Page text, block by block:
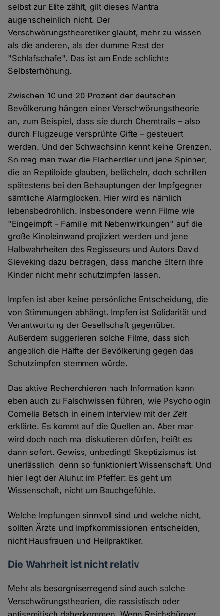
selbst zur Elite zählt, gilt dieses Mantra
augenscheinlich nicht. Der
Verschwörungstheoretiker glaubt, mehr zu wissen
als die anderen, als der dumme Rest der
"Schlafschafe". Das ist am Ende schlichte
Selbsterhöhung.
Zwischen 10 und 20 Prozent der deutschen
Bevölkerung hängen einer Verschwörungstheorie
an, zum Beispiel, dass sie durch Chemtrails – also
durch Flugzeuge versprühte Gifte – gesteuert
werden. Und der Schwachsinn kennt keine Grenzen.
So mag man zwar die Flacherdler und jene Spinner,
die an Reptiloide glauben, belächeln, doch schrillen
spätestens bei den Behauptungen der Impfgegner
sämtliche Alarmglocken. Hier wird es nämlich
lebensbedrohlich. Insbesondere wenn Filme wie
"Eingeimpft – Familie mit Nebenwirkungen" auf die
große Kinoleinwand projiziert werden und jene
Halbwahrheiten des Regisseurs und Autors David
Sieveking dazu beitragen, dass manche Eltern ihre
Kinder nicht mehr schutzimpfen lassen.
Impfen ist aber keine persönliche Entscheidung, die
von Stimmungen abhängt. Impfen ist Solidarität und
Verantwortung der Gesellschaft gegenüber.
Außerdem suggerieren solche Filme, dass sich
angeblich die Hälfte der Bevölkerung gegen das
Schutzimpfen stemmen würde.
Das aktive Recherchieren nach Information kann
eben auch zu Falschwissen führen, wie Psychologin
Cornelia Betsch in einem Interview mit derZeit
erklärte. Es kommt auf die Quellen an. Aber man
wird doch noch mal diskutieren dürfen, heißt es
dann sofort. Gewiss, unbedingt! Skeptizismus ist
unerlässlich, denn so funktioniert Wissenschaft. Und
hier liegt der Aluhut im Pfeffer: Es geht um
Wissenschaft, nicht um Bauchgefühle.
Welche Impfungen sinnvoll sind und welche nicht,
sollten Ärzte und Impfkommissionen entscheiden,
nicht Hausfrauen und Heilpraktiker.
Die Wahrheit ist nicht relativ
Mehr als besorgniserregend sind auch solche
Verschwörungstheorien, die rassistisch oder